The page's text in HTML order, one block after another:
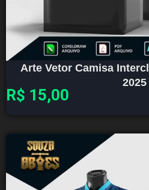
Arte Vetor Camisa
2025
R$ 15,00